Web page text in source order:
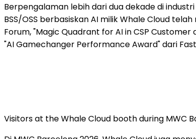
Berpengalaman lebih dari dua dekade di
BSS/OSS berbasiskan AI milik Whale Cloud
Forum, "Magic Quadrant for AI in CSP
"AI Gamechanger Performance Award" dari
Visitors at the Whale Cloud booth during MWC